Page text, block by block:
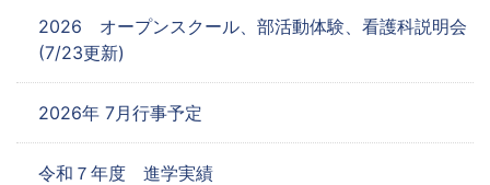
2026 オープンスクール、部活動体験、看護科説明会
(7/23更新)
2026年 7月行事予定
令和７年度 進学実績